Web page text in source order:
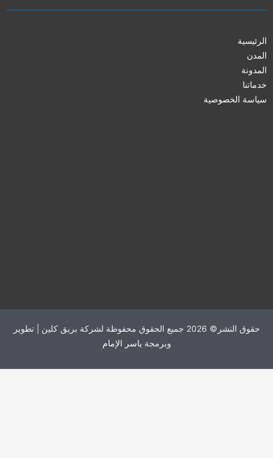
الرئيسية
المدن
المدونة
خدماتنا
سياسة الخصوصية
حقوق النشر© 2026 جميع الحقوق محفوظة لشركة بريق كلين | تطوير
وبرمجة ياسر الإمام